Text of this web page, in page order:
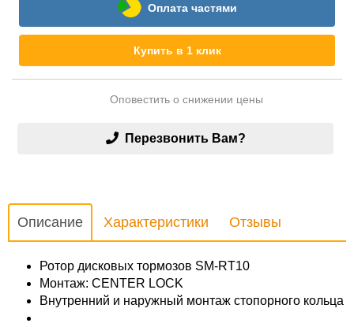
Оплата частями
Купить в 1 клик
Оповестить о снижении цены
Перезвонить Вам?
Описание Характеристики Отзывы
Ротор дисковых тормозов SM-RT10
Монтаж: CENTER LOCK
Внутренний и наружный монтаж стопорного кольца